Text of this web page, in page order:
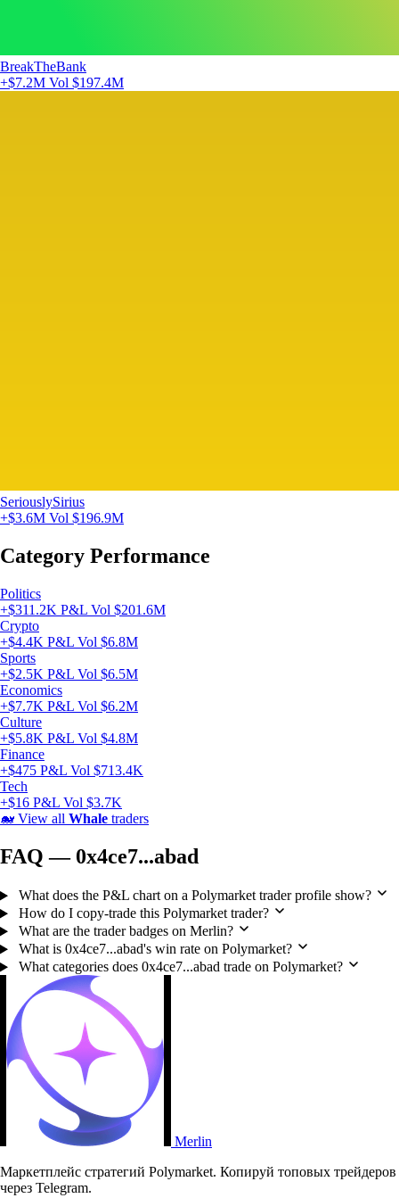
BreakTheBank
+$7.2M Vol $197.4M
SeriouslySirius
+$3.6M Vol $196.9M
Category Performance
Politics
+$311.2K P&L Vol $201.6M
Crypto
+$4.4K P&L Vol $6.8M
Sports
+$2.5K P&L Vol $6.5M
Economics
+$7.7K P&L Vol $6.2M
Culture
+$5.8K P&L Vol $4.8M
Finance
+$475 P&L Vol $713.4K
Tech
+$16 P&L Vol $3.7K
🐋 View all Whale traders
FAQ — 0x4ce7...abad
What does the P&L chart on a Polymarket trader profile show?
How do I copy-trade this Polymarket trader?
What are the trader badges on Merlin?
What is 0x4ce7...abad's win rate on Polymarket?
What categories does 0x4ce7...abad trade on Polymarket?
Merlin
Маркетплейс стратегий Polymarket. Копируй топовых трейдеров
через Telegram.